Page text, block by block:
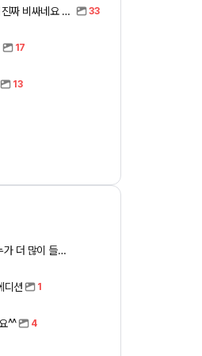
아반떼 풀체인지 가격 나왔는데 진짜 비싸네요 ㅎㅎ 33
17
13
BMW 수리비 vs 볼보 수리비 누가 더 많이 들까요 ㅎ
디션 1
^^ 4